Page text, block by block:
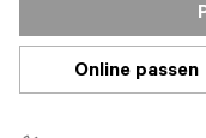
Online passen